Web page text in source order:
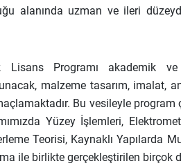
alanında uzman ve ileri
Programı akademik ve
malzeme tasarım, imalat,
Bu vesileyle program
Yüzey İşlemleri,
Teorisi, Kaynaklı Yapılarda
ile birlikte gerçekleştirilen birçok